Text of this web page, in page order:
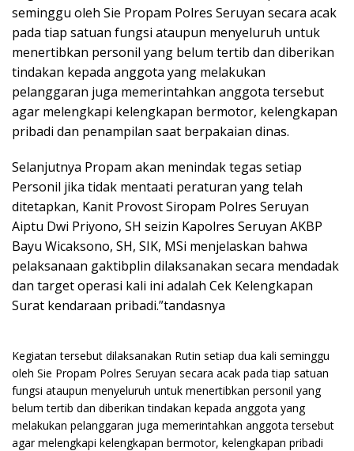
seminggu oleh Sie Propam Polres Seruyan secara acak
pada tiap satuan fungsi ataupun menyeluruh untuk
menertibkan personil yang belum tertib dan diberikan
tindakan kepada anggota yang melakukan
pelanggaran juga memerintahkan anggota tersebut
agar melengkapi kelengkapan bermotor, kelengkapan
pribadi dan penampilan saat berpakaian dinas.
Selanjutnya Propam akan menindak tegas setiap
Personil jika tidak mentaati peraturan yang telah
ditetapkan, Kanit Provost Siropam Polres Seruyan
Aiptu Dwi Priyono, SH seizin Kapolres Seruyan AKBP
Bayu Wicaksono, SH, SIK, MSi menjelaskan bahwa
pelaksanaan gaktibplin dilaksanakan secara mendadak
dan target operasi kali ini adalah Cek Kelengkapan
Surat kendaraan pribadi.”tandasnya
Kegiatan tersebut dilaksanakan Rutin setiap dua kali seminggu
oleh Sie Propam Polres Seruyan secara acak pada tiap satuan
fungsi ataupun menyeluruh untuk menertibkan personil yang
belum tertib dan diberikan tindakan kepada anggota yang
melakukan pelanggaran juga memerintahkan anggota tersebut
agar melengkapi kelengkapan bermotor, kelengkapan pribadi